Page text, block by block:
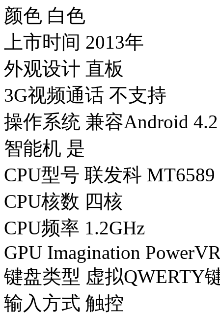
颜色 白色
上市时间 2013年
外观设计 直板
3G视频通话 不支持
操作系统 兼容Android 4.2
智能机 是
CPU型号 联发科 MT6589
CPU核数 四核
CPU频率 1.2GHz
GPU Imagination
键盘类型 虚拟QWERTY
输入方式 触控